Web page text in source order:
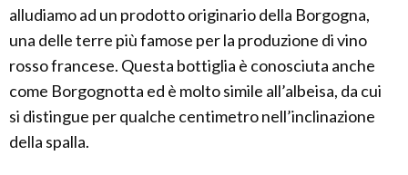
alludiamo ad un prodotto originario della Borgogna,
una delle terre più famose per la produzione di vino
rosso francese. Questa bottiglia è conosciuta anche
come Borgognotta ed è molto simile all’albeisa, da cui
si distingue per qualche centimetro nell’inclinazione
della spalla.